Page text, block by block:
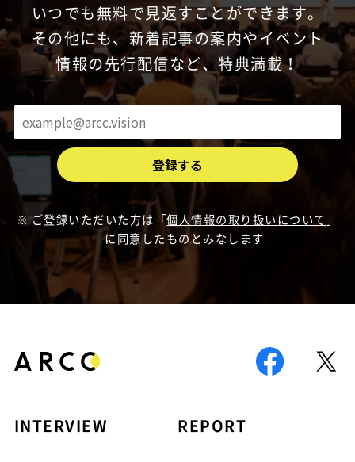
いつでも無料で見返すことができます。
その他にも、新着記事の案内やイベント
情報の先行配信など、特典満載！
ご登録いただいた方は「個人情報の取り扱いについて 」
に同意したものとみなします
INTERVIEW
REPORT